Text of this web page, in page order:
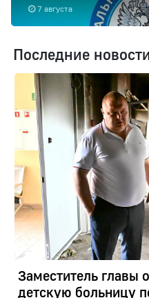
7 августа
Последние новости
Заместитель главы
детскую больницу